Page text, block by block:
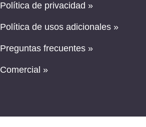
Política de privacidad »
Política de usos adicionales »
Preguntas frecuentes »
Comercial »